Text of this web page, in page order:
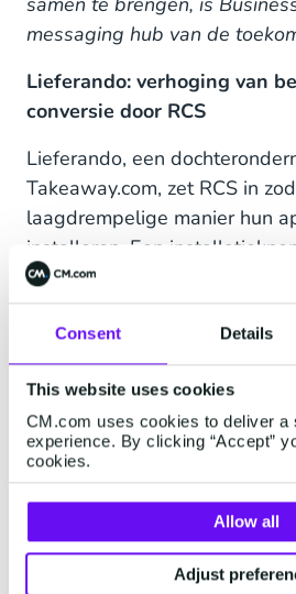
Consent Details
This website uses cookies
CM.com uses cookies to deliver a
experience. By clicking “Accept”
cookies.
Allow all
Adjust
messaging hub van de
Lieferando: verhoging van
conversie door RCS
Lieferando, een
Takeaway.com, zet RCS in
laagdrempelige manier hun
installeren. Een
een RCS-bericht zorgt voor
klantervaring en uiteindelijk
conversie. De afzender
geverifieerd, wat de
Brennan Heart: fan
Artiest, producer en dj
RCS om de betrokkenheid
vergroten. De dj zet RCS in
tickets te laten kopen, naar
luisteren en de aftermovie